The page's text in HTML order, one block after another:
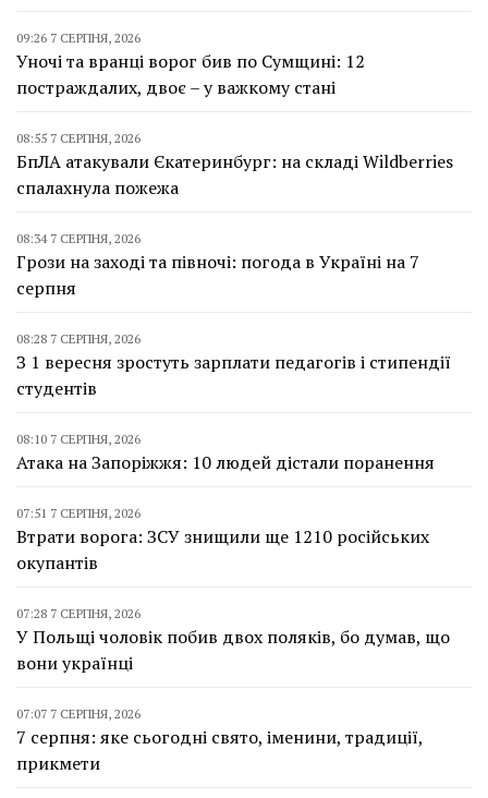
09:26 7 СЕРПНЯ, 2026
Уночі та вранці ворог бив по Сумщині: 12
постраждалих, двоє – у важкому стані
08:55 7 СЕРПНЯ, 2026
БпЛА атакували Єкатеринбург: на складі Wildberries
спалахнула пожежа
08:34 7 СЕРПНЯ, 2026
Грози на заході та півночі: погода в Україні на 7
серпня
08:28 7 СЕРПНЯ, 2026
З 1 вересня зростуть зарплати педагогів і стипендії
студентів
08:10 7 СЕРПНЯ, 2026
Атака на Запоріжжя: 10 людей дістали поранення
07:51 7 СЕРПНЯ, 2026
Втрати ворога: ЗСУ знищили ще 1210 російських
окупантів
07:28 7 СЕРПНЯ, 2026
У Польщі чоловік побив двох поляків, бо думав, що
вони українці
07:07 7 СЕРПНЯ, 2026
7 серпня: яке сьогодні свято, іменини, традиції,
прикмети